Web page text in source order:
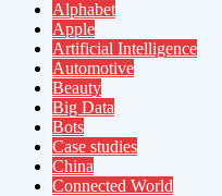
Alphabet
Apple
Artificial Intelligence
Automotive
Beauty
Big Data
Bots
Case studies
China
Connected World